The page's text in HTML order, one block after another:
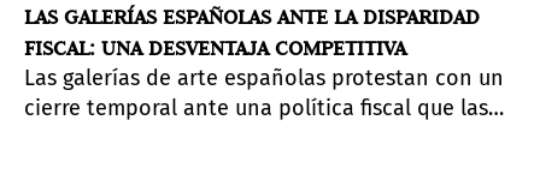
LAS GALERÍAS ESPAÑOLAS ANTE LA DISPARIDAD
FISCAL: UNA DESVENTAJA COMPETITIVA
Las galerías de arte españolas protestan con un
cierre temporal ante una política fiscal que las